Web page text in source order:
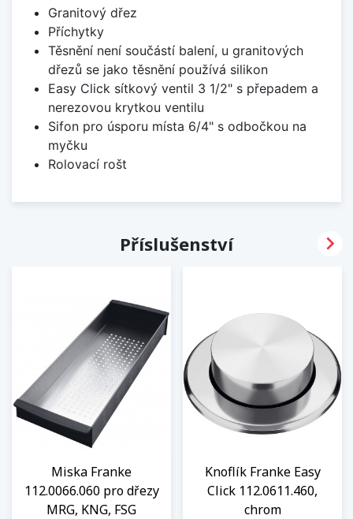
Granitový dřez
Příchytky
Těsnění není součástí balení, u granitových
dřezů se jako těsnění používá silikon
Easy Click sítkový ventil 3 1/2" s přepadem a
nerezovou krytkou ventilu
Sifon pro úsporu místa 6/4" s odbočkou na
myčku
Rolovací rošt
Příslušenství
Miska Franke
112.0066.060 pro dřezy
MRG, KNG, FSG
Knoflík Franke Easy
Click 112.0611.460,
chrom
